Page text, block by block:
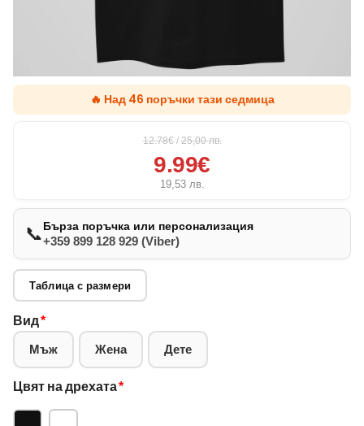
🔥 Над 46 поръчки тази седмица
12.78€ / 25,00лв.
9.99€
19,53 лв.
📞Бърза поръчка или персонализация
+359 899 128 929 (Viber)
Таблица с размери
Вид*
Мъж Жена Дете
Цвят на дрехата*